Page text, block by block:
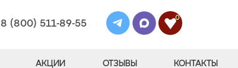
8 (800) 511-89-55
0
АКЦИИ ОТЗЫВЫ КОНТАКТЫ